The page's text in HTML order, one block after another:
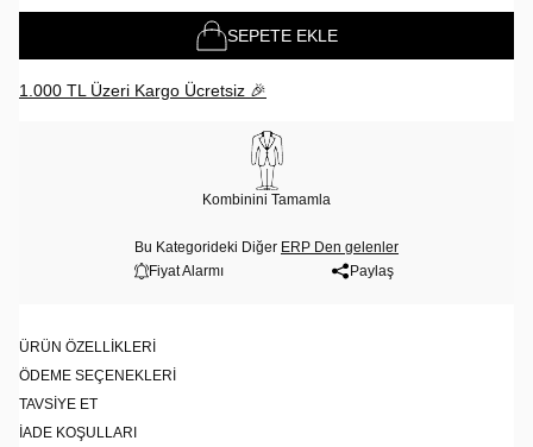
SEPETE EKLE
1.000 TL Üzeri Kargo Ücretsiz 🎉
Kombinini Tamamla
Bu Kategorideki Diğer ERP Den gelenler
Fiyat Alarmı
Paylaş
ÜRÜN ÖZELLIKLERI
ÖDEME SEÇENEKLERI
TAVSIYE ET
İADE KOŞULLARI